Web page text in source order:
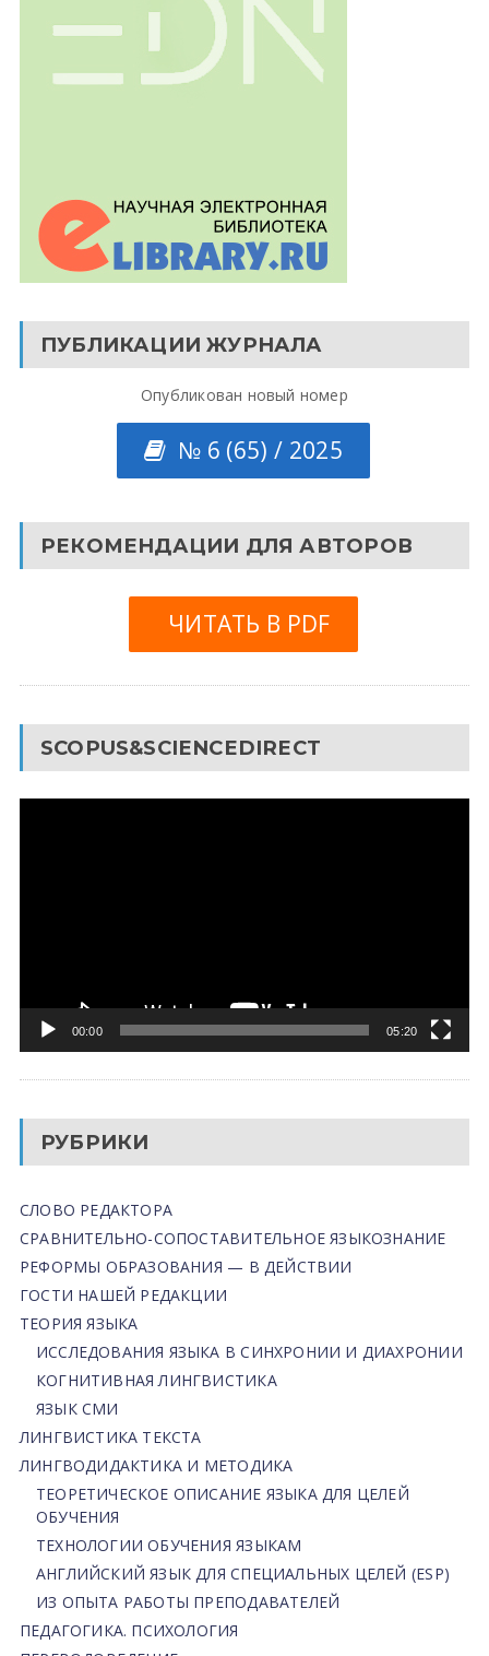
ПУБЛИКАЦИИ ЖУРНАЛА
Опубликован новый номер
№ 6 (65) / 2025
РЕКОМЕНДАЦИИ ДЛЯ АВТОРОВ
ЧИТАТЬ В PDF
SCOPUS&SCIENCEDIRECT
00:00 05:20
РУБРИКИ
СЛОВО РЕДАКТОРА
СРАВНИТЕЛЬНО-СОПОСТАВИТЕЛЬНОЕ ЯЗЫКОЗНАНИЕ
РЕФОРМЫ ОБРАЗОВАНИЯ — В ДЕЙСТВИИ
ГОСТИ НАШЕЙ РЕДАКЦИИ
ТЕОРИЯ ЯЗЫКА
ИССЛЕДОВАНИЯ ЯЗЫКА В СИНХРОНИИ И ДИАХРОНИИ
КОГНИТИВНАЯ ЛИНГВИСТИКА
ЯЗЫК СМИ
ЛИНГВИСТИКА ТЕКСТА
ЛИНГВОДИДАКТИКА И МЕТОДИКА
ТЕОРЕТИЧЕСКОЕ ОПИСАНИЕ ЯЗЫКА ДЛЯ ЦЕЛЕЙ
ОБУЧЕНИЯ
ТЕХНОЛОГИИ ОБУЧЕНИЯ ЯЗЫКАМ
АНГЛИЙСКИЙ ЯЗЫК ДЛЯ СПЕЦИАЛЬНЫХ ЦЕЛЕЙ (ESP)
ИЗ ОПЫТА РАБОТЫ ПРЕПОДАВАТЕЛЕЙ
ПЕДАГОГИКА. ПСИХОЛОГИЯ